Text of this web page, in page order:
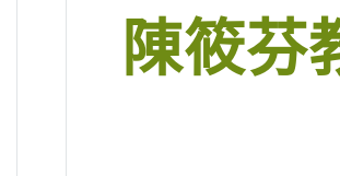
陳筱芬